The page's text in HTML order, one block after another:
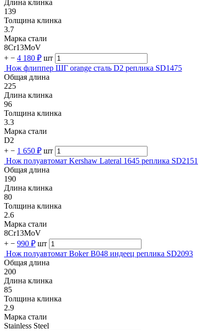
Длина клинка
139
Толщина клинка
3.7
Марка стали
8Cr13MoV
+ − 4 180 ₽ шт
Нож флиппер ШГ orange сталь D2 реплика SD1475
Общая длина
225
Длина клинка
96
Толщина клинка
3.3
Марка стали
D2
+ − 1 650 ₽ шт
Нож полуавтомат Kershaw Lateral 1645 реплика SD2151
Общая длина
190
Длина клинка
80
Толщина клинка
2.6
Марка стали
8Cr13MoV
+ − 990 ₽ шт
Нож полуавтомат Boker B048 индеец реплика SD2093
Общая длина
200
Длина клинка
85
Толщина клинка
2.9
Марка стали
Stainless Steel